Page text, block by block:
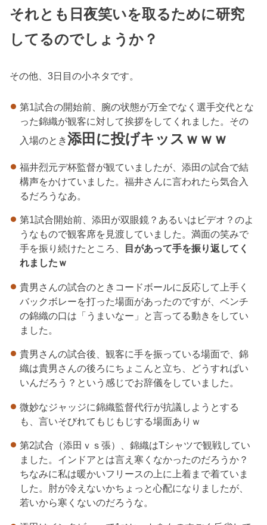
それとも日夜笑いを取るために研究
してるのでしょうか？
その他、3日目の小ネタです。
第1試合の開始前、腕の状態が万全でなく選手交代とな
った錦織が観客に対して挨拶をしてくれました。その
入場のとき添田に投げキッスｗｗｗ
福井烈元デ杯監督が観ていましたが、添田の試合で結
構声をかけていました。福井さんに言われたら気合入
るだろうなあ。
第1試合開始前、添田が双眼鏡？あるいはビデオ？のよ
うなもので観客席を見渡していました。満面の笑みで
手を振り続けたところ、
目があって手を振り返してく
れましたｗ
貴男さんの試合のときコードボールに反応して上手く
バックボレーを打った場面があったのですが、ベンチ
の錦織の口は「うまいなー」と言ってる動きをしてい
ました。
貴男さんの試合後、観客に手を振っている場面で、錦
織は貴男さんの後ろにちょこんと立ち、どうすればい
いんだろう？という感じでお辞儀をしていました。
微妙なジャッジに錦織監督代行が抗議しようとする
も、言いそびれてもじもじする場面ありｗ
第2試合（添田ｖｓ張）、錦織はTシャツで観戦してい
ました。インドアとは言え寒くなかったのだろうか？
ちなみに私は暖かいフリースの上に上着まで着ていま
した。肘が冷えないかちょっと心配になりましたが、
若いから寒くないのだろうな。